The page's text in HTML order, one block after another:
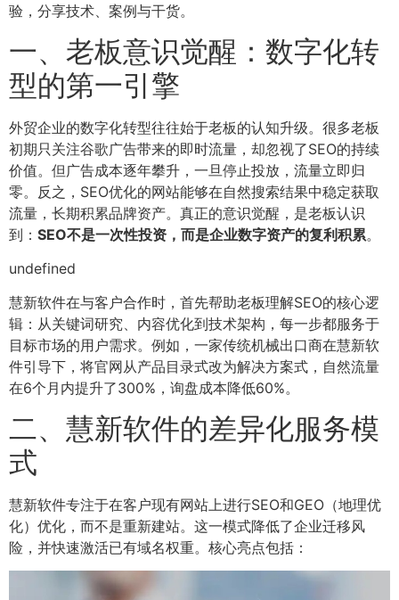
验，分享技术、案例与干货。
一、老板意识觉醒：数字化转
型的第一引擎
外贸企业的数字化转型往往始于老板的认知升级。很多老板
初期只关注谷歌广告带来的即时流量，却忽视了SEO的持续
价值。但广告成本逐年攀升，一旦停止投放，流量立即归
零。反之，SEO优化的网站能够在自然搜索结果中稳定获取
流量，长期积累品牌资产。真正的意识觉醒，是老板认识
到： SEO不是一次性投资，而是企业数字资产的复利积累。
undefined
慧新软件在与客户合作时，首先帮助老板理解SEO的核心逻
辑：从关键词研究、内容优化到技术架构，每一步都服务于
目标市场的用户需求。例如，一家传统机械出口商在慧新软
件引导下，将官网从产品目录式改为解决方案式，自然流量
在6个月内提升了300%，询盘成本降低60%。
二、慧新软件的差异化服务模
式
慧新软件专注于在客户现有网站上进行SEO和GEO（地理优
化）优化，而不是重新建站。这一模式降低了企业迁移风
险，并快速激活已有域名权重。核心亮点包括：